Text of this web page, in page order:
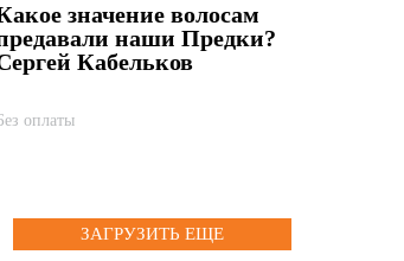
значение волосам
наши Предки?
Кабельков
Без оплаты
ЗАГРУЗИТЬ ЕЩЕ